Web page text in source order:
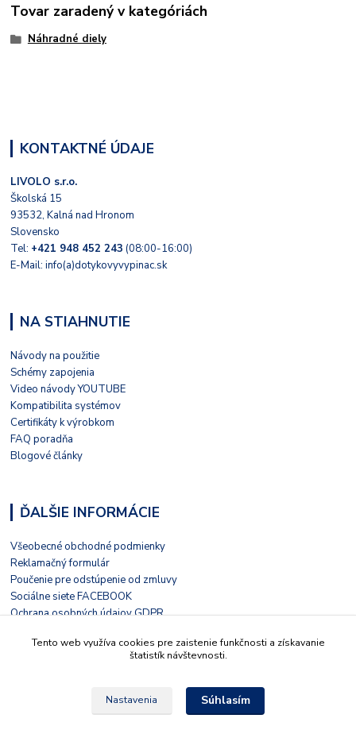
Tovar zaradený v kategóriách
Náhradné diely
KONTAKTNÉ ÚDAJE
LIVOLO s.r.o.
Školská 15
93532, Kalná nad Hronom
Slovensko
Tel: +421 948 452 243 (08:00-16:00)
E-Mail: info(a)dotykovyvypinac.sk
NA STIAHNUTIE
Návody na použitie
Schémy zapojenia
Video návody YOUTUBE
Kompatibilita systémov
Certifikáty k výrobkom
FAQ poradňa
Blogové články
ĎALŠIE INFORMÁCIE
Všeobecné obchodné podmienky
Reklamačný formulár
Poučenie pre odstúpenie od zmluvy
Sociálne siete FACEBOOK
Ochrana osobných údajov GDPR
Kontaktný formulár
Tento web využíva cookies pre zaistenie funkčnosti a získavanie
štatistík návštevnosti.
Nastavenia Súhlasím